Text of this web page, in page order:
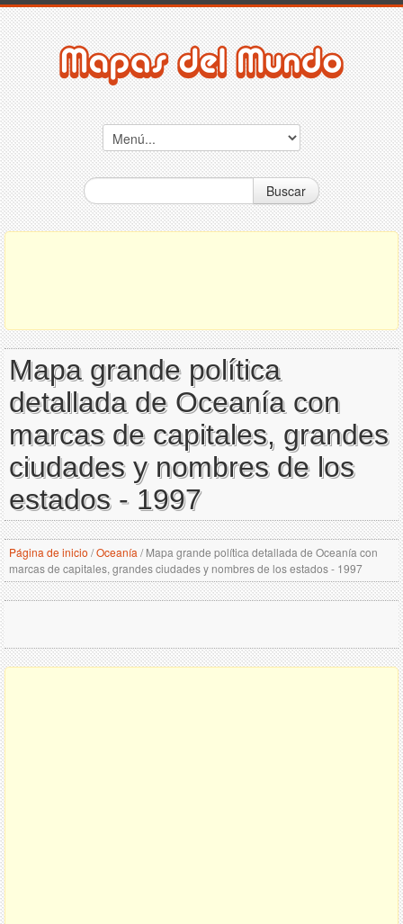
Buscar
Mapa grande política
detallada de Oceanía con
marcas de capitales, grandes
ciudades y nombres de los
estados - 1997
Página de inicio /Oceanía /Mapa grande política detallada de Oceanía con
marcas de capitales, grandes ciudades y nombres de los estados - 1997